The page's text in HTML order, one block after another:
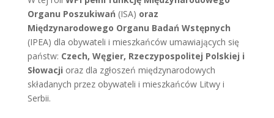
Organu Poszukiwań(ISA) oraz
Międzynarodowego Organu Badań Wstępnych
(IPEA) dla obywateli i mieszkańców umawiających się
państw: Czech, Węgier, Rzeczypospolitej Polskiej i
Słowacji oraz dla zgłoszeń międzynarodowych
składanych przez obywateli i mieszkańców Litwy i
Serbii.